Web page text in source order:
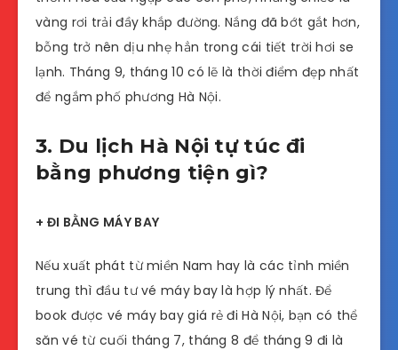
vàng rơi trải đầy khắp đường. Nắng đã bớt gắt hơn,
bỗng trở nên dịu nhẹ hẳn trong cái tiết trời hơi se
lạnh. Tháng 9, tháng 10 có lẽ là thời điểm đẹp nhất
để ngắm phố phương Hà Nội.
3. Du lịch Hà Nội tự túc đi
bằng phương tiện gì?
+ ĐI BẰNG MÁY BAY
Nếu xuất phát từ miền Nam hay là các tỉnh miền
trung thì đầu tư vé máy bay là hợp lý nhất. Để
book được vé máy bay giá rẻ đi Hà Nội, bạn có thể
săn vé từ cuối tháng 7, tháng 8 để tháng 9 đi là